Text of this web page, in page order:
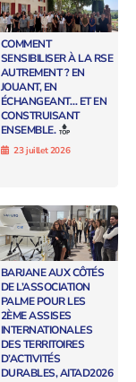
COMMENT
SENSIBILISER À LA RSE
AUTREMENT ? EN
JOUANT, EN
ÉCHANGEANT… ET EN
CONSTRUISANT
ENSEMBLE.
23 juillet 2026
BARJANE AUX CÔTÉS
DE L’ASSOCIATION
PALME POUR LES
2ÈME ASSISES
INTERNATIONALES
DES TERRITOIRES
D’ACTIVITÉS
DURABLES, AITAD2026